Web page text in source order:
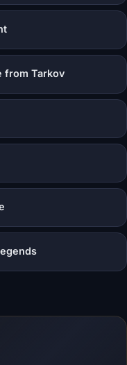
from Tarkov